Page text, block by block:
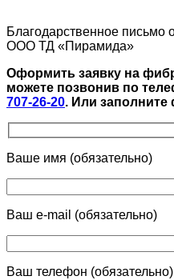
Благодарственное письмо
ООО ТД «Пирамида»
Оформить заявку на
можете позвонив по
707-26-20. Или
Ваше имя (обязательно)
Ваш e-mail (обязательно)
Ваш телефон (обязательно)